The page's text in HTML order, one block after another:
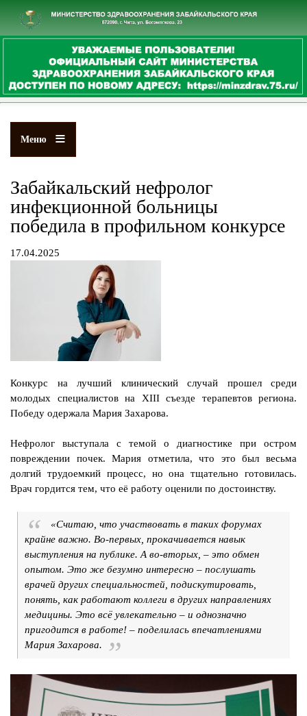
к
основному
содержанию
Меню
Забайкальский нефролог
инфекционной больницы
победила в профильном конкурсе
17.04.2025
Конкурс на лучший клинический случай прошел среди
молодых специалистов на ХIII съезде терапевтов региона.
Победу одержала Мария Захарова.
Нефролог выступала с темой о диагностике при остром
повреждении почек. Мария отметила, что это был весьма
долгий трудоемкий процесс, но она тщательно готовилась.
Врач гордится тем, что её работу оценили по достоинству.
«Считаю, что участвовать в таких форумах
крайне важно. Во-первых, прокачивается навык
выступления на публике. А во-вторых, – это обмен
опытом. Это же безумно интересно – послушать
врачей других специальностей, подискутировать,
понять, как работают коллеги в других направлениях
медицины. Это всё увлекательно – и однозначно
пригодится в работе! – поделилась впечатлениями
Мария Захарова.